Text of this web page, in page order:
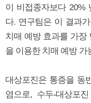
이 비접종자보다 20%
다. 연구팀은 이 결과
치매 예방 효과를 가장
을 이용한 치매 예방
대상포진은 통증을 동
염으로, 수두-대상포